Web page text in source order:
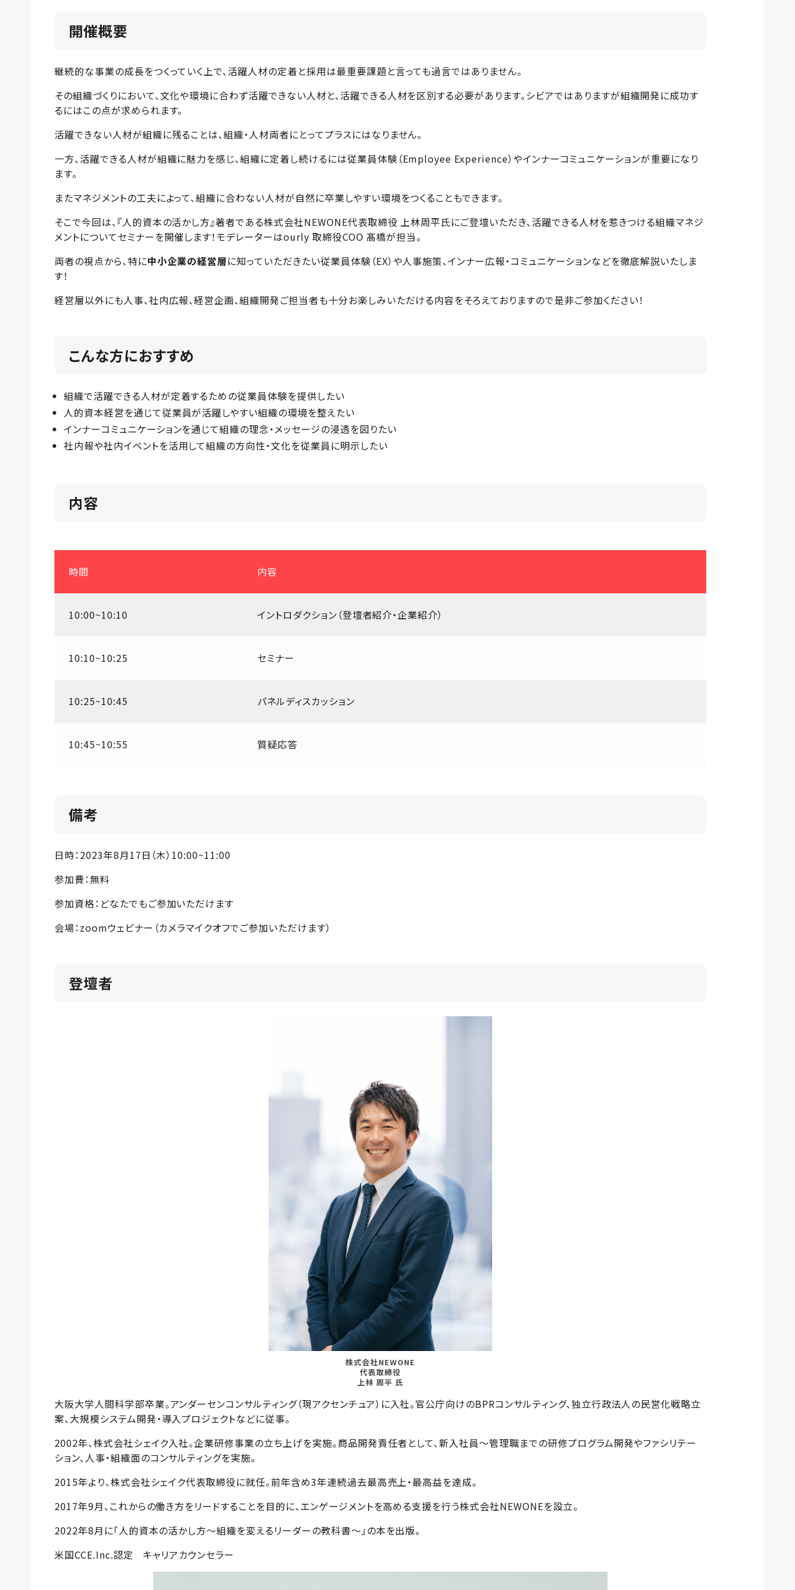
開催概要
継続的な事業の成長をつくっていく上で、活躍人材の定着と採用は最重要課題と言っても過言ではありません。
その組織づくりにおいて、文化や環境に合わず活躍できない人材と、活躍できる人材を区別する必要があります。シビアではありますが組織開発に成功す
るにはこの点が求められます。
活躍できない人材が組織に残ることは、組織・人材両者にとってプラスにはなりません。
一方、活躍できる人材が組織に魅力を感じ、組織に定着し続けるには従業員体験（Employee Experience）やインナーコミュニケーションが重要になり
ます。
またマネジメントの工夫によって、組織に合わない人材が自然に卒業しやすい環境をつくることもできます。
そこで今回は、『人的資本の活かし方』著者である株式会社NEWONE代表取締役 上林周平氏にご登壇いただき、活躍できる人材を惹きつける組織マネジ
メントについてセミナーを開催します！モデレーターはourly 取締役COO 髙橋が担当。
両者の視点から、特に中小企業の経営層に知っていただきたい従業員体験（EX）や人事施策、インナー広報・コミュニケーションなどを徹底解説いたしま
す！
経営層以外にも人事、社内広報、経営企画、組織開発ご担当者も十分お楽しみいただける内容をそろえておりますので是非ご参加ください！
こんな方におすすめ
組織で活躍できる人材が定着するための従業員体験を提供したい
人的資本経営を通じて従業員が活躍しやすい組織の環境を整えたい
インナーコミュニケーションを通じて組織の理念・メッセージの浸透を図りたい
社内報や社内イベントを活用して組織の方向性・文化を従業員に明示したい
内容
時間 内容
10:00~10:10 イントロダクション（登壇者紹介・企業紹介）
10:10~10:25 セミナー
10:25~10:45 パネルディスカッション
10:45~10:55 質疑応答
備考
日時：2023年8月17日（木）10:00~11:00
参加費：無料
参加資格：どなたでもご参加いただけます
会場：zoomウェビナー（カメラマイクオフでご参加いただけます）
登壇者
株式会社NEWONE
代表取締役
上林 周平 氏
大阪大学人間科学部卒業。アンダーセンコンサルティング（現アクセンチュア）に入社。官公庁向けのBPRコンサルティング、独立行政法人の民営化戦略立
案、大規模システム開発・導入プロジェクトなどに従事。
2002年、株式会社シェイク入社。企業研修事業の立ち上げを実施。商品開発責任者として、新入社員～管理職までの研修プログラム開発やファシリテー
ション、人事・組織面のコンサルティングを実施。
2015年より、株式会社シェイク代表取締役に就任。前年含め3年連続過去最高売上・最高益を達成。
2017年9月、これからの働き方をリードすることを目的に、エンゲージメントを高める支援を行う株式会社NEWONEを設立。
2022年8月に「人的資本の活かし方～組織を変えるリーダーの教科書～」の本を出版。
米国CCE.Inc.認定 キャリアカウンセラー